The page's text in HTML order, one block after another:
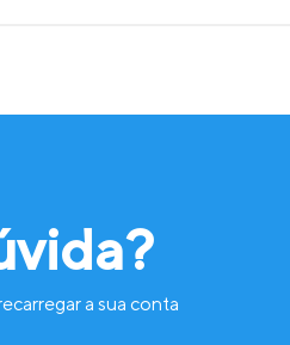
a sua conta